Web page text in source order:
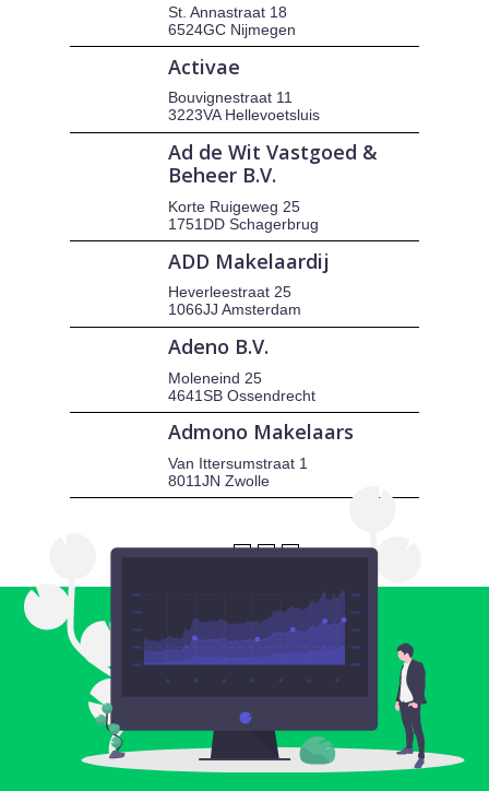
St. Annastraat 18
6524GC Nijmegen
Activae
Bouvignestraat 11
3223VA Hellevoetsluis
Ad de Wit Vastgoed &
Beheer B.V.
Korte Ruigeweg 25
1751DD Schagerbrug
ADD Makelaardij
Heverleestraat 25
1066JJ Amsterdam
Adeno B.V.
Moleneind 25
4641SB Ossendrecht
Admono Makelaars
Van Ittersumstraat 1
8011JN Zwolle